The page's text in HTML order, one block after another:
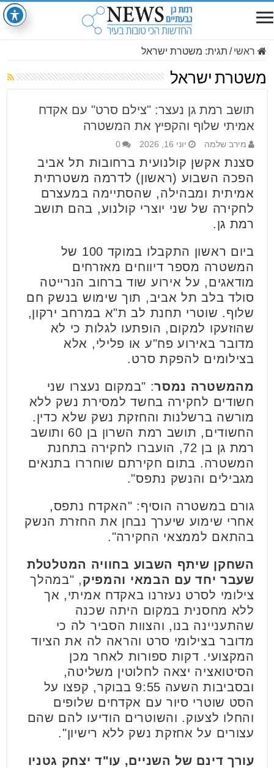
ראשי / תגית: משטרת ישראל
משטרת ישראל
תושב רמת גן נעצר: "צילם סרט" עם אקדח
אמיתי שלוף והקפיץ את המשטרה
מירב שלמה יוני 16, 2026 0
סצנת אקשן קולנועית ברחובות תל אביב
הפכה השבוע (ראשון) לדרמה משטרתית
אמיתית ומבהילה, שהסתיימה במעצרם
לחקירה של שני יוצרי קולנוע, בהם תושב
רמת גן.
ביום ראשון התקבלו במוקד 100 של
המשטרה מספר דיווחים מאזרחים
מודאגים, על אירוע שוד ברחוב הנרייטה
סולד בלב תל אביב, תוך שימוש בנשק חם
שלוף. שוטרי תחנת לב ת"א במרחב ירקון,
שהוזעקו למקום, הופתעו לגלות כי לא
מדובר באירוע פח"ע או פלילי, אלא
בצילומים להפקת סרט.
מהמשטרה נמסר: "במקום נעצרו שני
חשודים לחקירה בחשד למסירת נשק ללא
מורשה ברשלנות והחזקת נשק שלא כדין.
החשודים, תושב רמת השרון בן 60 ותושב
רמת גן בן 72, הועברו לחקירה בתחנת
המשטרה. בתום חקירתם שוחררו בתנאים
מגבילים והנשק נתפס".
גורם במשטרה הוסיף: "האקדח נתפס,
אחרי שימוע שיערך נבחן את החזרת הנשק
בהתאם לממצאי החקירה".
השחקן שיתף השבוע בחוויה המטלטלת
שעבר יחד עם הבמאי והמפיק, "במהלך
צילומי לסרט נעזרנו באקדח אמיתי, אך
ללא מחסנית במקום היתה שכנה
שהתעניינה בנו, והצוות הסביר לה כי
מדובר בצילומי סרט והראה לה את הציוד
המקצועי. דקות ספורות לאחר מכן
הסיטואציה יצאה לחלוטין משליטה,
ובסביבות השעה 9:55 בבוקר, קפצו על
הסט שוטרי סיור עם אקדחים שלופים
והחלו לצעוק. והשוטרים הודיעו להם שהם
עצורים על אחזקת נשק ללא רישיון".
עורך דינם של השניים, עו"ד יצחק גטניו